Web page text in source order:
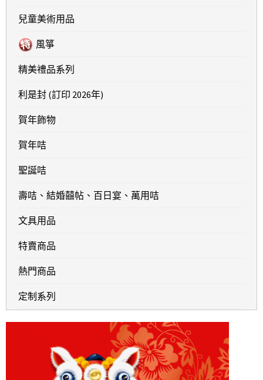
兒童美術用品
風箏
精美禮品系列
利是封 (訂印 2026年)
賀年飾物
賀年咭
聖誕咭
壽咭、結婚囍帖、百日宴、萬用咭
文具用品
特賣商品
熱門商品
定制系列